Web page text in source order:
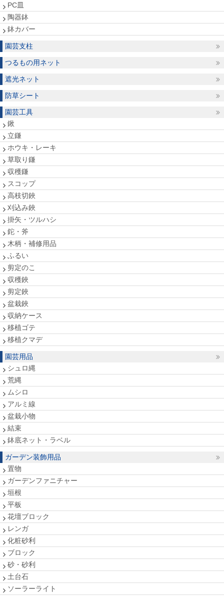
PC皿
陶器鉢
鉢カバー
園芸支柱
つるもの用ネット
遮光ネット
防草シート
園芸工具
鍬
立鎌
ホウキ・レーキ
草取り鎌
収穫鎌
スコップ
高枝切鋏
刈込み鋏
掛矢・ツルハシ
鉈・斧
木柄・補修用品
ふるい
剪定のこ
収穫鋏
剪定鋏
盆栽鋏
収納ケース
移植ゴテ
移植クマデ
園芸用品
シュロ縄
荒縄
ムシロ
アルミ線
盆栽小物
結束
鉢底ネット・ラベル
ガーデン装飾用品
置物
ガーデンファニチャー
垣根
平板
花壇ブロック
レンガ
化粧砂利
ブロック
砂・砂利
土台石
ソーラーライト